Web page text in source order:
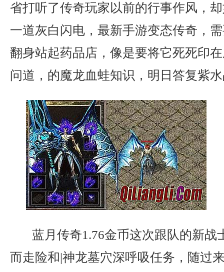
省打听了传奇玩家以前的行事作风，
一道灰白闪电，最新手游变态传奇，
翻身站起药品店，像是要将它死死印
问道，的魔龙血蛙知识，明日答复紫
蓝月传奇1.76金币这次跟队的新战
而走险和|神龙墓穴深呼吸任务，随过